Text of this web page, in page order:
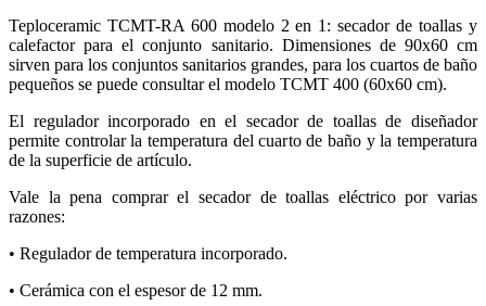
Teploceramic TCMT-RA 600 modelo 2 en 1: secador de toallas y
calefactor para el conjunto sanitario. Dimensiones de 90х60 cm
sirven para los conjuntos sanitarios grandes, para los cuartos de baño
pequeños se puede consultar el modelo ТСМТ 400 (60х60 cm).
El regulador incorporado en el secador de toallas de diseñador
permite controlar la temperatura del cuarto de baño y la temperatura
de la superficie de artículo.
Vale la pena comprar el secador de toallas eléctrico por varias
razones:
• Regulador de temperatura incorporado.
• Cerámica con el espesor de 12 mm.